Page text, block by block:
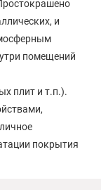
и
помещений
плит и т.п.).
покрытия